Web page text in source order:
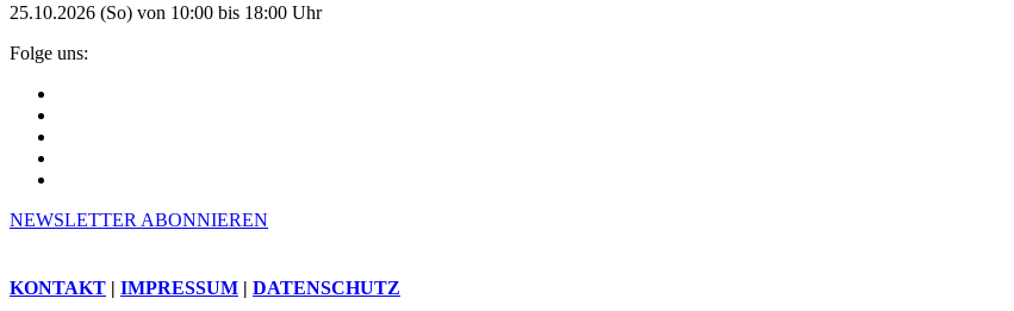
25.10.2026 (So) von 10:00 bis 18:00 Uhr
Folge uns:
NEWSLETTER ABONNIEREN
KONTAKT | IMPRESSUM | DATENSCHUTZ